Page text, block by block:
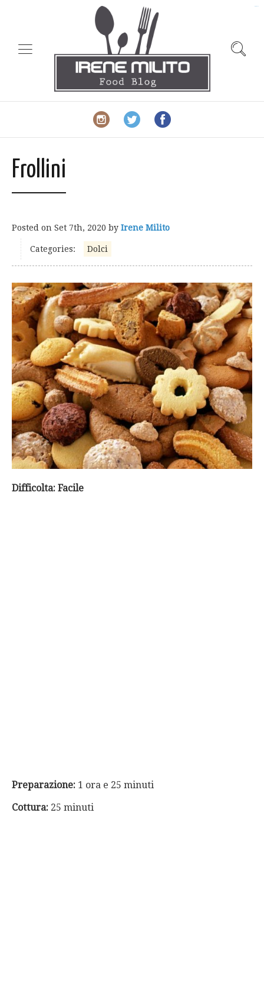
Frollini
Posted on Set 7th, 2020 by Irene Milito
Categories: Dolci
Difficolta: Facile
Preparazione: 1 ora e 25 minuti
Cottura: 25 minuti